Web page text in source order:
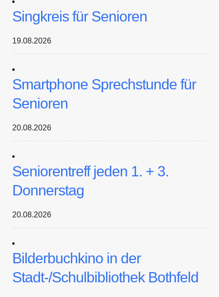
Singkreis für Senioren
19.08.2026
Smartphone Sprechstunde für
Senioren
20.08.2026
Seniorentreff jeden 1. + 3.
Donnerstag
20.08.2026
Bilderbuchkino in der
Stadt-/Schulbibliothek Bothfeld